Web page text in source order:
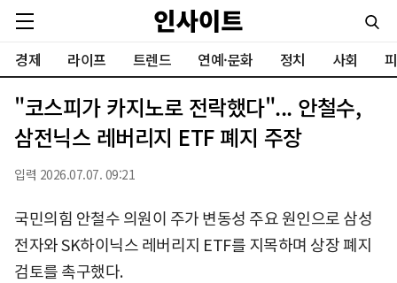
경제 라이프 트렌드 연예·문화 정치 사회
"코스피가 카지노로 전락했다"... 안철수,
삼전닉스 레버리지 ETF 폐지 주장
입력 2026.07.07. 09:21
국민의힘 안철수 의원이 주가 변동성 주요 원인으로 삼성
전자와 SK하이닉스 레버리지 ETF를 지목하며 상장 폐지
검토를 촉구했다.